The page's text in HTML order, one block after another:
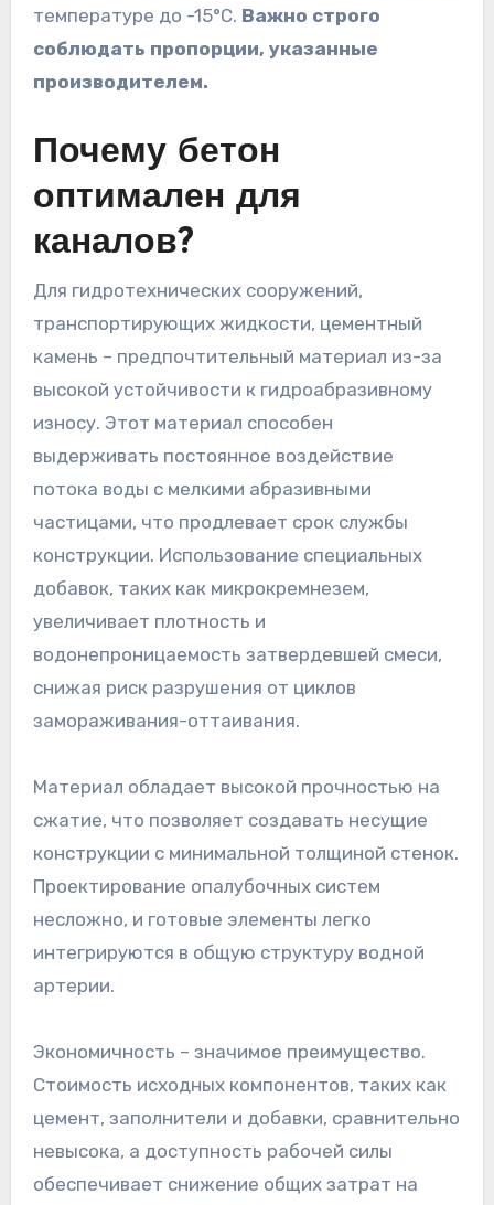
температуре до -15°C. Важно строго
соблюдать пропорции, указанные
производителем.
Почему бетон
оптимален для
каналов?
Для гидротехнических сооружений,
транспортирующих жидкости, цементный
камень – предпочтительный материал из-за
высокой устойчивости к гидроабразивному
износу. Этот материал способен
выдерживать постоянное воздействие
потока воды с мелкими абразивными
частицами, что продлевает срок службы
конструкции. Использование специальных
добавок, таких как микрокремнезем,
увеличивает плотность и
водонепроницаемость затвердевшей смеси,
снижая риск разрушения от циклов
замораживания-оттаивания.
Материал обладает высокой прочностью на
сжатие, что позволяет создавать несущие
конструкции с минимальной толщиной стенок.
Проектирование опалубочных систем
несложно, и готовые элементы легко
интегрируются в общую структуру водной
артерии.
Экономичность – значимое преимущество.
Стоимость исходных компонентов, таких как
цемент, заполнители и добавки, сравнительно
невысока, а доступность рабочей силы
обеспечивает снижение общих затрат на